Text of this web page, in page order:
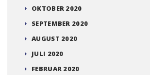
OKTOBER 2020
SEPTEMBER 2020
AUGUST 2020
JULI 2020
FEBRUAR 2020